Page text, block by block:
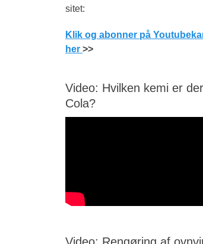
sitet:
Klik og abonner på
her >>
Video: Hvilken kemi er
Cola?